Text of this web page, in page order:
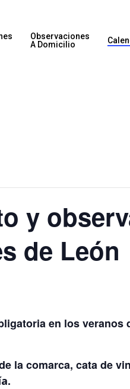
Observaciones
A Domicilio
y
de León
en los veranos
la comarca, cata de
.